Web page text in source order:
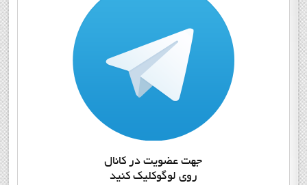
جهت عضويت در کانال
روي لوگوکليک کنيد